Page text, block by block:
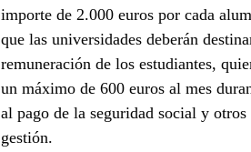
importe de 2.000 euros por cada
que las universidades deberán
remuneración de los estudiantes,
un máximo de 600 euros al mes
al pago de la seguridad social y otros
gestión.